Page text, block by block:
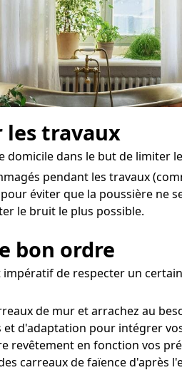
les travaux
dans le but de limiter
pendant les travaux
éviter que la poussière ne
le bruit le plus possible.
bon ordre
de respecter un
de mur et arrachez au
d'adaptation pour intégrer
revêtement en fonction vos
carreaux de faïence d'après